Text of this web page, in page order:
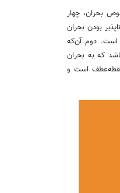
بحران، چهار
بودن بحران
است. دوم آن‌که
که به بحران
نقطه‌عطف است و